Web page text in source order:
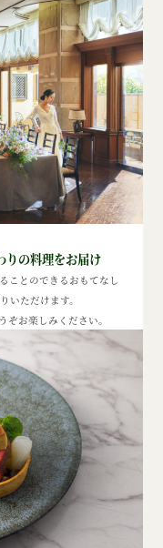
りの料理をお届け
ことのできるおもてなし
いただけます。
お楽しみください。